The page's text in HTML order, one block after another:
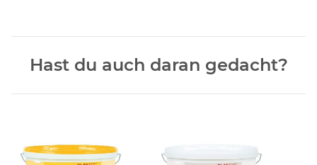
Hast du auch daran gedacht?